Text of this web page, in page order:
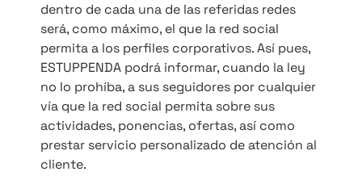
dentro de cada una de las referidas redes
será, como máximo, el que la red social
permita a los perfiles corporativos. Así pues,
ESTUPPENDA podrá informar, cuando la ley
no lo prohíba, a sus seguidores por cualquier
vía que la red social permita sobre sus
actividades, ponencias, ofertas, así como
prestar servicio personalizado de atención al
cliente.